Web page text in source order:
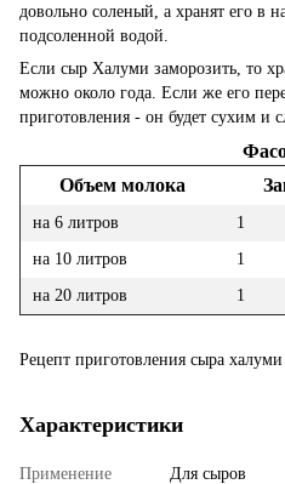
довольно соленый, а хранят его в
подсоленной водой.
Если сыр Халуми заморозить, то
можно около года. Если же его
приготовления - он будет сухим и
Объем молока
на 6 литров 1
на 10 литров
1
на 20 литров
1
Рецепт приготовления сыра
Характеристики
Применение
Для сыров